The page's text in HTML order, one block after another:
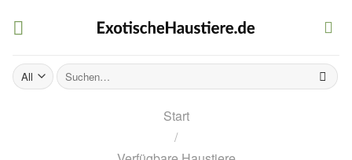
Suchen
nach:
Start
/